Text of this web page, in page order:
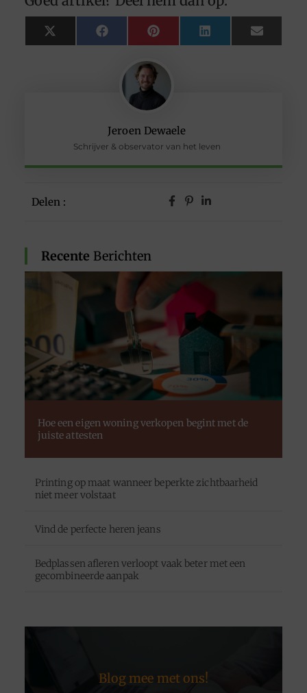
Jeroen Dewaele
Schrijver & observator van het leven
Delen :
Recente Berichten
Hoe een eigen woning verkopen begint met de
juiste attesten
Printing op maat wanneer beperkte zichtbaarheid
niet meer volstaat
Vind de perfecte heren jeans
Bedplassen afleren verloopt vaak beter met een
gecombineerde aanpak
Blog mee met ons!
X
(Twitter)
FacebookPinterest LinkedIn Email